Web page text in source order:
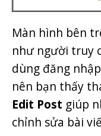
Màn hình bên
như người truy
dùng đăng
nên bạn thấy
Edit Post giúp
chỉnh sửa bài